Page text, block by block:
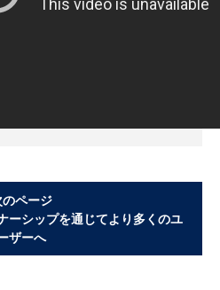
ページ
ーシップを通じてより多くのユ
ザーへ